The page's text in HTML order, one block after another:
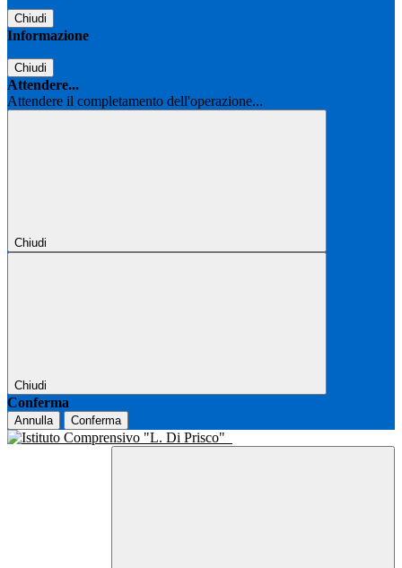
Chiudi
Informazione
Chiudi
Attendere...
Attendere il completamento dell'operazione...
Chiudi
Chiudi
Conferma
Annulla Conferma